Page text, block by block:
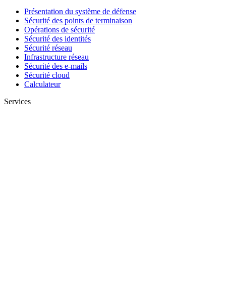
Présentation du système de défense
Sécurité des points de terminaison
Opérations de sécurité
Sécurité des identités
Sécurité réseau
Infrastructure réseau
Sécurité des e-mails
Sécurité cloud
Calculateur
Services